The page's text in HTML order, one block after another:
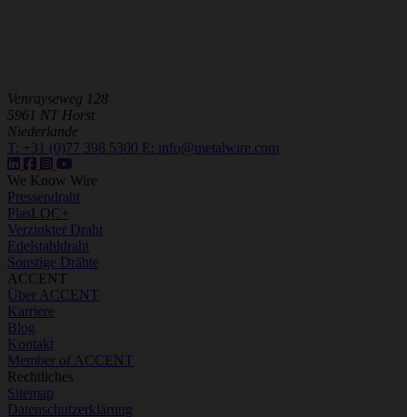
Venrayseweg 128
5961 NT Horst
Niederlande
T: +31 (0)77 398 5300 E: info@metalwire.com
We Know Wire
Pressendraht
PlasLOC+
Verzinkter Draht
Edelstahldraht
Sonstige Drähte
ACCENT
Über ACCENT
Karriere
Blog
Kontakt
Member of ACCENT
Rechtliches
Sitemap
Datenschutzerklärung